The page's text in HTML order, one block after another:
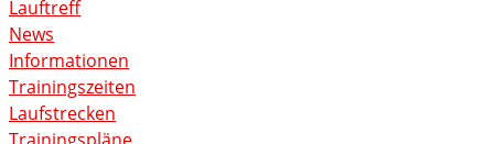
Lauftreff
News
Informationen
Trainingszeiten
Laufstrecken